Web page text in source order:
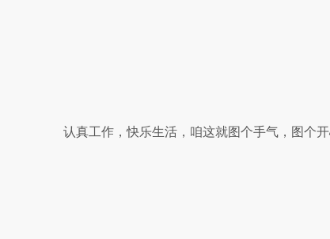
认真工作，快乐生活，咱这就图个手气，图个